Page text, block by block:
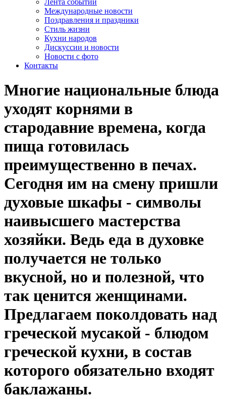
Лента событий
Международные новости
Поздравления и праздники
Cтиль жизни
Кухни народов
Дискуссии и новости
Новости с фото
Контакты
Многие национальные блюда
уходят корнями в
стародавние времена, когда
пища готовилась
преимущественно в печах.
Сегодня им на смену пришли
духовые шкафы - символы
наивысшего мастерства
хозяйки. Ведь еда в духовке
получается не только
вкусной, но и полезной, что
так ценится женщинами.
Предлагаем поколдовать над
греческой мусакой - блюдом
греческой кухни, в состав
которого обязательно входят
баклажаны.